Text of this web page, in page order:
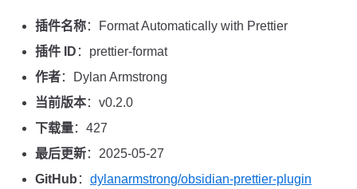
插件名称：Format Automatically with Prettier
插件 ID ：prettier-format
作者：Dylan Armstrong
当前版本：v0.2.0
下载量：427
最后更新：2025-05-27
GitHub ： dylanarmstrong/obsidian-prettier-plugin